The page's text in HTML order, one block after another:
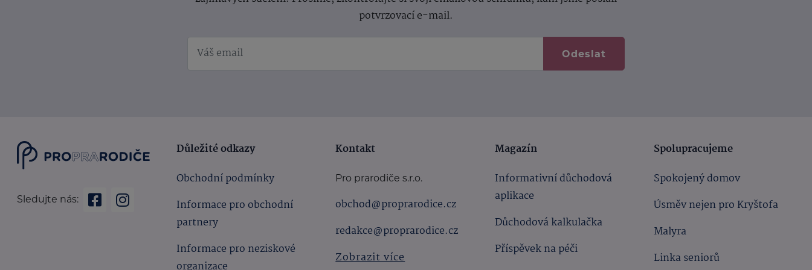
potvrzovací e-mail.
Odeslat
Sledujte nás:
Důležité odkazy
Obchodní podmínky
Informace pro obchodní
partnery
Informace pro neziskové
organizace
Kontakt
Pro prarodiče s.r.o.
obchod@proprarodice.cz
redakce@proprarodice.cz
Zobrazit více
Magazín
Informativní důchodová
aplikace
Důchodová kalkulačka
Příspěvek na péči
Spolupracujeme
Spokojený domov
Úsměv nejen pro Kryštofa
Malyra
Linka seniorů